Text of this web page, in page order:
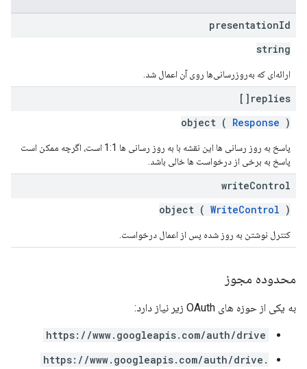
presentationId
string
ارائه‌ای که به‌روزرسانی‌ها روی آن اعمال شد.
replies[]
object ( Response )
پاسخ به روز رسانی ها این نقشه با به روز رسانی ها 1:1 است، اگرچه ممکن است
پاسخ به برخی از درخواست ها خالی باشد.
writeControl
object ( WriteControl )
کنترل نوشتن به روز شده پس از اعمال درخواست.
محدوده مجوز
به یکی از حوزه های OAuth زیر نیاز دارد:
https://www.googleapis.com/auth/drive
https://www.googleapis.com/auth/drive.